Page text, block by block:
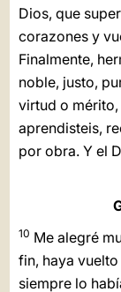
Dios, que
corazones y
Finalmente,
noble, justo,
virtud o
aprendisteis,
por obra. Y el
10 Me alegré
fin, haya
siempre lo